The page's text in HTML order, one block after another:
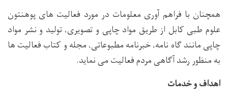
همچنان با فراهم آوری معلومات در مورد فعالیت های پوهنتون
علوم طبی کابل از طریق مواد چاپی و تصویری، تولید و نشر مواد
چاپی مانند گاه نامه، خبرنامه مطبوعاتی، مجله و کتاب فعالیت ها
به منظور رشد آگاهی مردم فعالیت می نماید.
اهداف و خدمات